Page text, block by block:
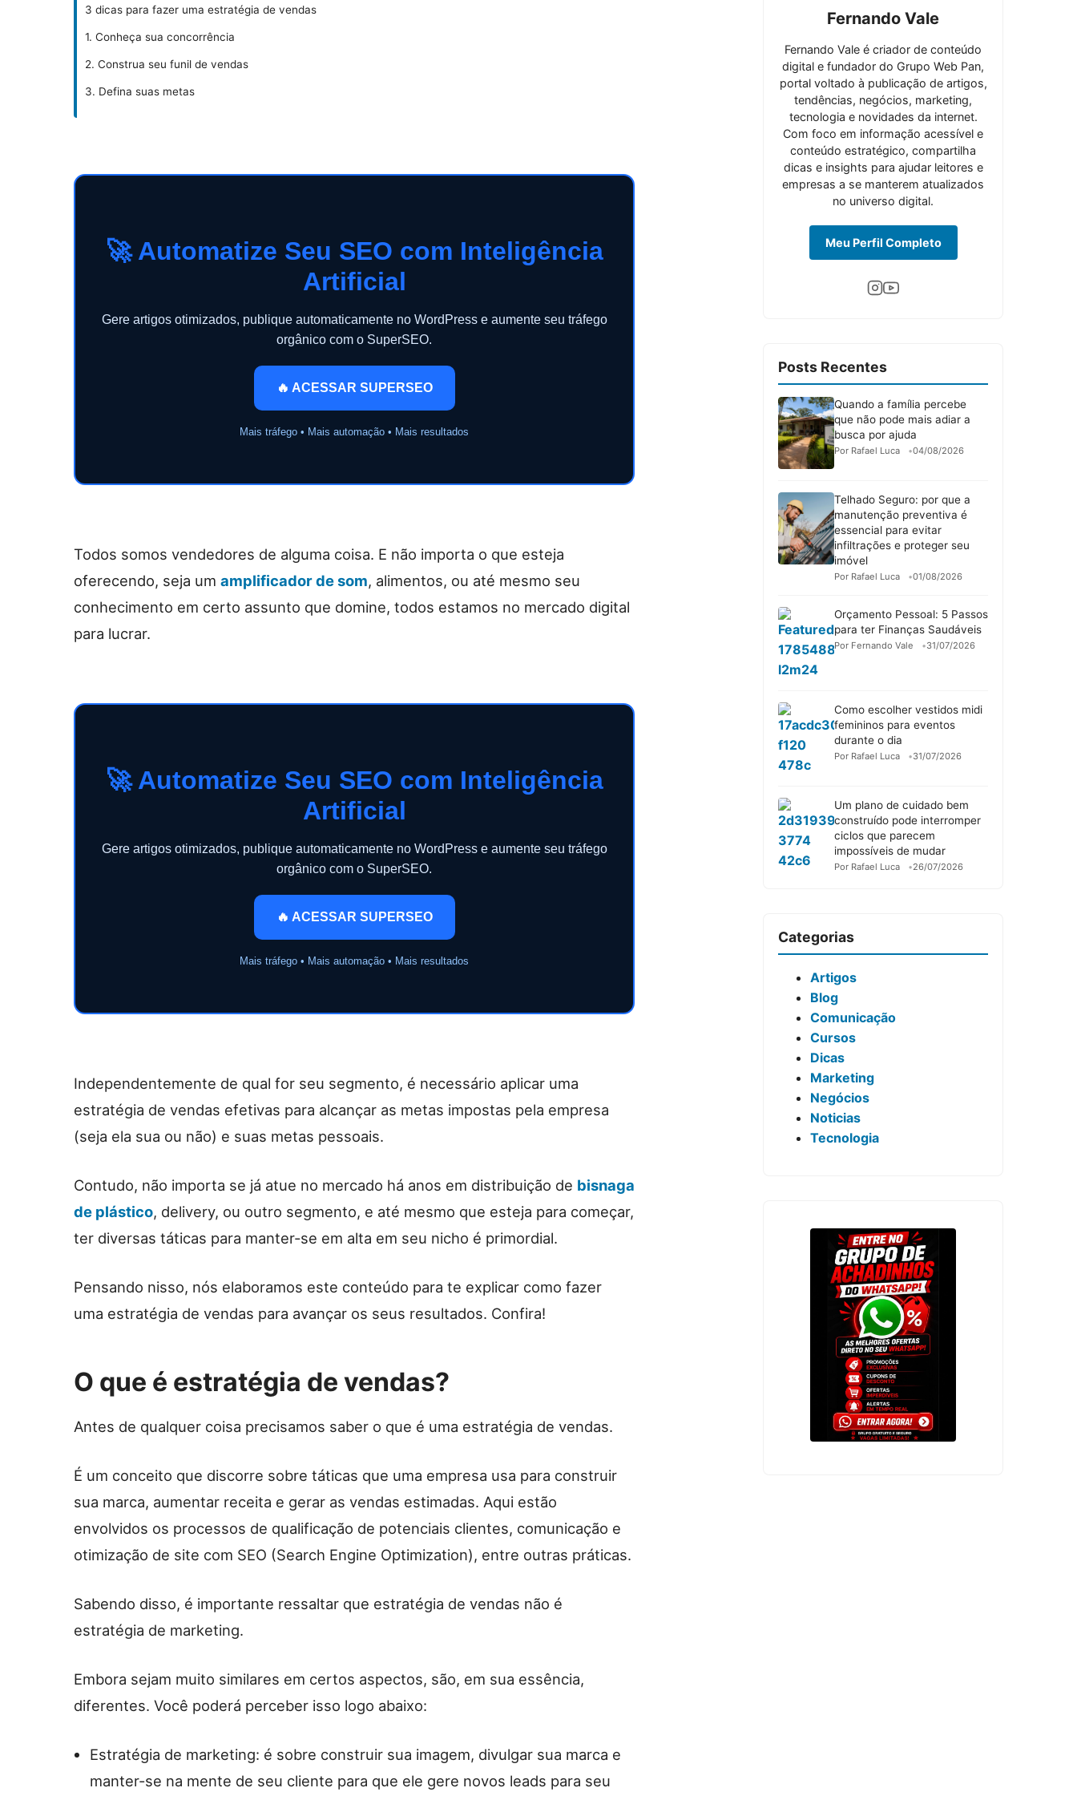
3 dicas para fazer uma estratégia de vendas
1. Conheça sua concorrência
2. Construa seu funil de vendas
3. Defina suas metas
🚀 Automatize Seu SEO com Inteligência
Artificial
Gere artigos otimizados, publique automaticamente no WordPress e aumente seu tráfego
orgânico com o SuperSEO.
🔥 ACESSAR SUPERSEO
Mais tráfego • Mais automação • Mais resultados
Todos somos vendedores de alguma coisa. E não importa o que esteja
oferecendo, seja um amplificador de som, alimentos, ou até mesmo seu
conhecimento em certo assunto que domine, todos estamos no mercado digital
para lucrar.
🚀 Automatize Seu SEO com Inteligência
Artificial
Gere artigos otimizados, publique automaticamente no WordPress e aumente seu tráfego
orgânico com o SuperSEO.
🔥 ACESSAR SUPERSEO
Mais tráfego • Mais automação • Mais resultados
Independentemente de qual for seu segmento, é necessário aplicar uma
estratégia de vendas efetivas para alcançar as metas impostas pela empresa
(seja ela sua ou não) e suas metas pessoais.
Contudo, não importa se já atue no mercado há anos em distribuição de bisnaga
de plástico, delivery, ou outro segmento, e até mesmo que esteja para começar,
ter diversas táticas para manter-se em alta em seu nicho é primordial.
Pensando nisso, nós elaboramos este conteúdo para te explicar como fazer
uma estratégia de vendas para avançar os seus resultados. Confira!
O que é estratégia de vendas?
Antes de qualquer coisa precisamos saber o que é uma estratégia de vendas.
É um conceito que discorre sobre táticas que uma empresa usa para construir
sua marca, aumentar receita e gerar as vendas estimadas. Aqui estão
envolvidos os processos de qualificação de potenciais clientes, comunicação e
otimização de site com SEO (Search Engine Optimization), entre outras práticas.
Sabendo disso, é importante ressaltar que estratégia de vendas não é
estratégia de marketing.
Embora sejam muito similares em certos aspectos, são, em sua essência,
diferentes. Você poderá perceber isso logo abaixo:
Estratégia de marketing: é sobre construir sua imagem, divulgar sua marca e
manter-se na mente de seu cliente para que ele gere novos leads para seu
Fernando Vale
Fernando Vale é criador de conteúdo
digital e fundador do Grupo Web Pan,
portal voltado à publicação de artigos,
tendências, negócios, marketing,
tecnologia e novidades da internet.
Com foco em informação acessível e
conteúdo estratégico, compartilha
dicas e insights para ajudar leitores e
empresas a se manterem atualizados
no universo digital.
Meu Perfil Completo
Posts Recentes
Quando a família percebe
que não pode mais adiar a
busca por ajuda
Por Rafael Luca 04/08/2026
Telhado Seguro: por que a
manutenção preventiva é
essencial para evitar
infiltrações e proteger seu
imóvel
Por Rafael Luca 01/08/2026
Orçamento Pessoal: 5 Passos
para ter Finanças Saudáveis
Por Fernando Vale 31/07/2026
Como escolher vestidos midi
femininos para eventos
durante o dia
Por Rafael Luca 31/07/2026
Um plano de cuidado bem
construído pode interromper
ciclos que parecem
impossíveis de mudar
Por Rafael Luca 26/07/2026
Categorias
Artigos
Blog
Comunicação
Cursos
Dicas
Marketing
Negócios
Noticias
Tecnologia